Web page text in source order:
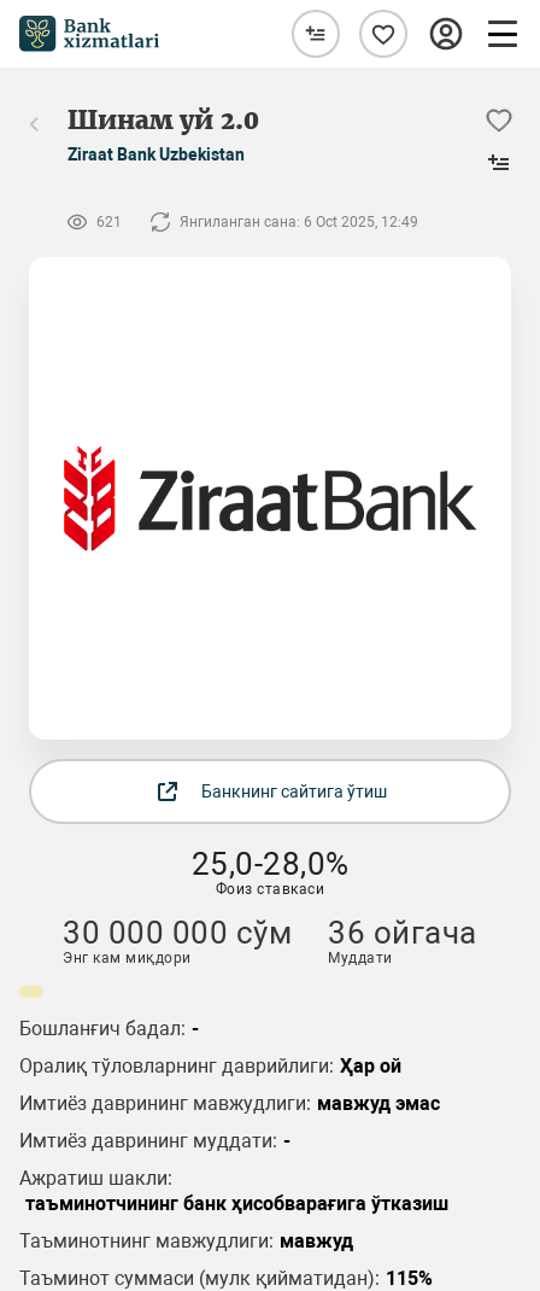
Шинам уй 2.0
Ziraat Bank Uzbekistan
621 Янгиланган сана: 6 Oct 2025, 12:49
Банкнинг сайтига ўтиш
25,0-28,0%
Фоиз ставкаси
30 000 000 сўм
Энг кам миқдори
36 ойгача
Муддати
Бошланғич бадал: -
Оралиқ тўловларнинг даврийлиги: Ҳар ой
Имтиёз даврининг мавжудлиги: мавжуд эмас
Имтиёз даврининг муддати: -
Ажратиш шакли:
таъминотчининг банк ҳисобварағига ўтказиш
Таъминотнинг мавжудлиги: мавжуд
Таъминот суммаси (мулк қийматидан): 115%